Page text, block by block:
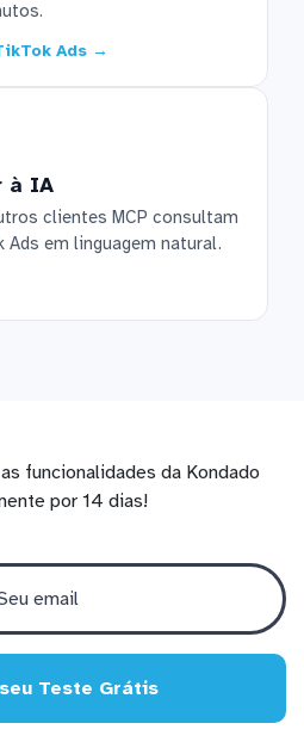
Ads →
à IA
clientes MCP consultam
Ads em linguagem natural.
funcionalidades da Kondado
por 14 dias!
Teste Grátis